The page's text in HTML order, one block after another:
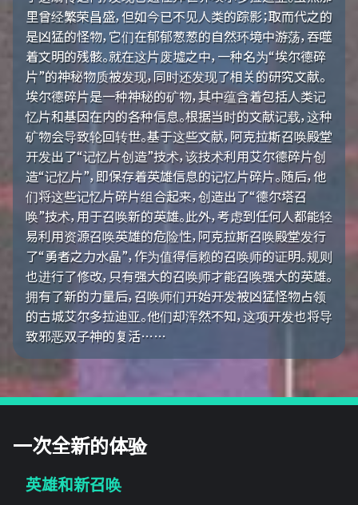
里曾经繁荣昌盛，但如今已不见人类的踪影；取而代之的
是凶猛的怪物，它们在郁郁葱葱的自然环境中游荡，吞噬
着文明的残骸。就在这片废墟之中，一种名为“埃尔德碎
片”的神秘物质被发现，同时还发现了相关的研究文献。
埃尔德碎片是一种神秘的矿物，其中蕴含着包括人类记
忆片和基因在内的各种信息。根据当时的文献记载，这种
矿物会导致轮回转世。基于这些文献，阿克拉斯召唤殿堂
开发出了“记忆片创造”技术，该技术利用艾尔德碎片创
造“记忆片”，即保存着英雄信息的记忆片碎片。随后，他
们将这些记忆片碎片组合起来，创造出了“德尔塔召
唤”技术，用于召唤新的英雄。此外，考虑到任何人都能轻
易利用资源召唤英雄的危险性，阿克拉斯召唤殿堂发行
了“勇者之力水晶”，作为值得信赖的召唤师的证明。规则
也进行了修改，只有强大的召唤师才能召唤强大的英雄。
拥有了新的力量后，召唤师们开始开发被凶猛怪物占领
的古城艾尔多拉迪亚。他们却浑然不知，这项开发也将导
致邪恶双子神的复活……
一次全新的体验
英雄和新召唤